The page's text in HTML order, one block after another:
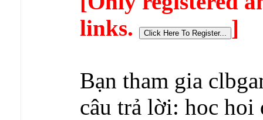
links.
]
Bạn tham gia
câu trả lời: hoc hoi